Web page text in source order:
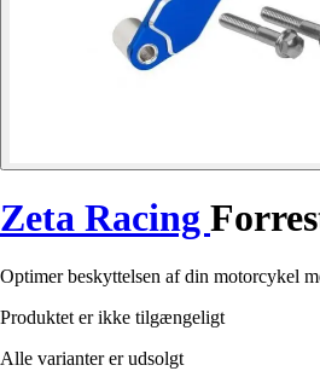
Zeta Racing
Optimer beskyttelsen af din motorcykel
Produktet er ikke tilgængeligt
Alle varianter er udsolgt